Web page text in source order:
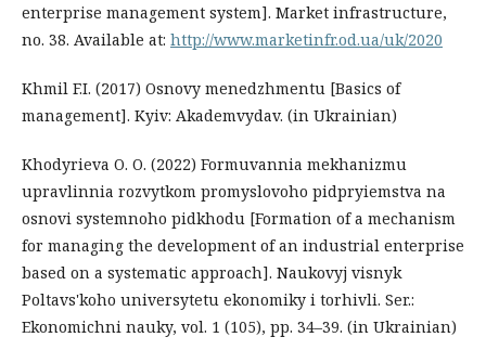
enterprise management system]. Market infrastructure,
no. 38. Available at: http://www.marketinfr.od.ua/uk/2020
Khmil F.I. (2017) Osnovy menedzhmentu [Basics of
management]. Kyiv: Akademvydav. (in Ukrainian)
Khodyrieva O. O. (2022) Formuvannia mekhanizmu
upravlinnia rozvytkom promyslovoho pidpryiemstva na
osnovi systemnoho pidkhodu [Formation of a mechanism
for managing the development of an industrial enterprise
based on a systematic approach]. Naukovyj visnyk
Poltavs'koho universytetu ekonomiky i torhivli. Ser.:
Ekonomichni nauky, vol. 1 (105), pp. 34–39. (in Ukrainian)